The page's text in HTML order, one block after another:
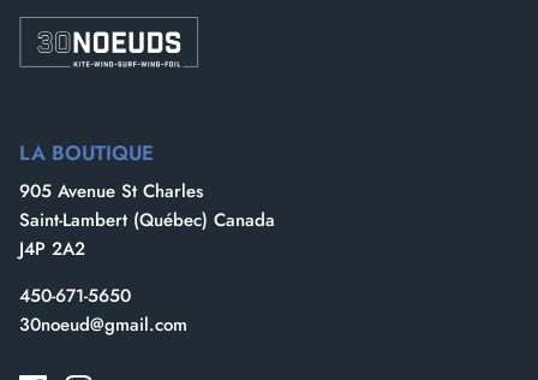
LA BOUTIQUE
905 Avenue St Charles
Saint-Lambert (Québec) Canada
J4P 2A2
450-671-5650
30noeud@gmail.com